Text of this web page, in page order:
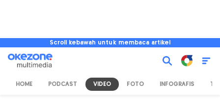
Scroll kebawah untuk membaca artikel
HOME PODCAST VIDEO FOTO INFOGRAFIS TV